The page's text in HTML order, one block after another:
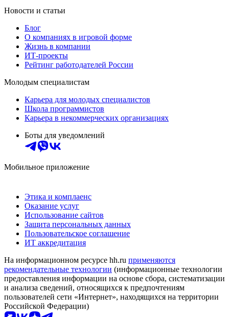
Новости и статьи
Блог
О компаниях в игровой форме
Жизнь в компании
ИТ-проекты
Рейтинг работодателей России
Молодым специалистам
Карьера для молодых специалистов
Школа программистов
Карьера в некоммерческих организациях
Боты для уведомлений
Мобильное приложение
Этика и комплаенс
Оказание услуг
Использование сайтов
Защита персональных данных
Пользовательское соглашение
ИТ аккредитация
На информационном ресурсе hh.ru применяются
рекомендательные технологии (информационные технологии
предоставления информации на основе сбора, систематизации
и анализа сведений, относящихся к предпочтениям
пользователей сети «Интернет», находящихся на территории
Российской Федерации)